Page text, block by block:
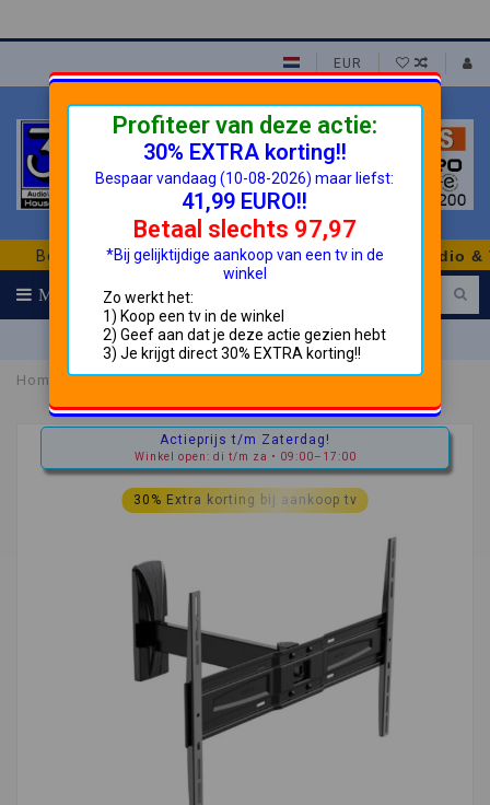
EUR
Betrouwbaar en Goedkoper!3H House of TVs Audio &
MENU (0)
info@helmondshandelshuis.nl
Home Meliconi SLIMSTYLE PLUS 600 SR muurbeugel
Actieprijs t/m Zaterdag!
Winkel open: di t/m za • 09:00–17:00
30% Extra korting bij aankoop tv
Profiteer van deze actie:
30% EXTRA korting!!
Bespaar vandaag (10-08-2026) maar liefst:
41,99 EURO!!
Betaal slechts 97,97
*Bij gelijktijdige aankoop van een tv in de
winkel
Zo werkt het:
1) Koop een tv in de winkel
2) Geef aan dat je deze actie gezien hebt
3) Je krijgt direct 30% EXTRA korting!!